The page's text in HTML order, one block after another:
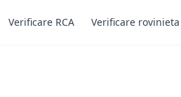
Verificare RCA Verificare rovinieta